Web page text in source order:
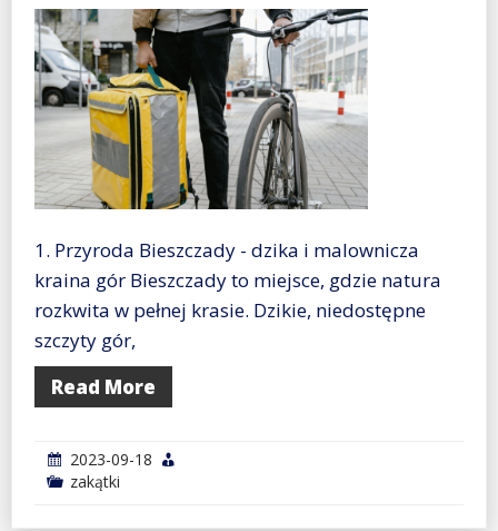
1. Przyroda Bieszczady - dzika i malownicza
kraina gór Bieszczady to miejsce, gdzie natura
rozkwita w pełnej krasie. Dzikie, niedostępne
szczyty gór,
Read More
2023-09-18
zakątki